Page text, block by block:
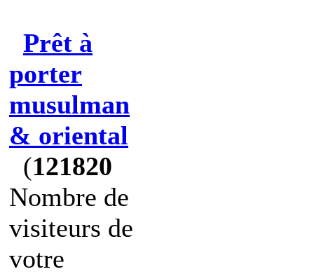
Prêt à
porter
musulman
& oriental
(121820
Nombre de
visiteurs de
votre